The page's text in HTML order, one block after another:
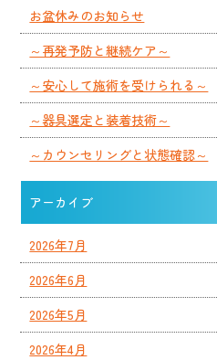
お盆休みのお知らせ
～再発予防と継続ケア～
～安心して施術を受けられる～
～器具選定と装着技術～
～カウンセリングと状態確認～
アーカイブ
2026年7月
2026年6月
2026年5月
2026年4月